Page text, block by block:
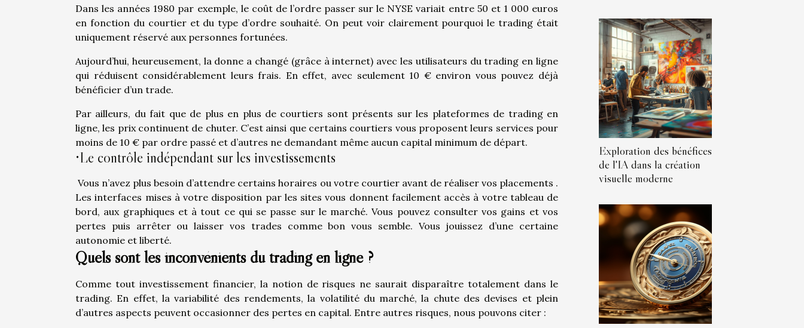
Dans les années 1980 par exemple, le coût de l’ordre passer sur le NYSE variait entre 50 et 1 000 euros
en fonction du courtier et du type d’ordre souhaité. On peut voir clairement pourquoi le trading était
uniquement réservé aux personnes fortunées.
Aujourd’hui, heureusement, la donne a changé (grâce à internet) avec les utilisateurs du trading en ligne
qui réduisent considérablement leurs frais. En effet, avec seulement 10 € environ vous pouvez déjà
bénéficier d’un trade.
Par ailleurs, du fait que de plus en plus de courtiers sont présents sur les plateformes de trading en
ligne, les prix continuent de chuter. C’est ainsi que certains courtiers vous proposent leurs services pour
moins de 10 € par ordre passé et d’autres ne demandant même aucun capital minimum de départ.
•Le contrôle indépendant sur les investissements
Vous n’avez plus besoin d’attendre certains horaires ou votre courtier avant de réaliser vos placements .
Les interfaces mises à votre disposition par les sites vous donnent facilement accès à votre tableau de
bord, aux graphiques et à tout ce qui se passe sur le marché. Vous pouvez consulter vos gains et vos
pertes puis arrêter ou laisser vos trades comme bon vous semble. Vous jouissez d’une certaine
autonomie et liberté.
Quels sont les inconvénients du trading en ligne ?
Comme tout investissement financier, la notion de risques ne saurait disparaître totalement dans le
trading. En effet, la variabilité des rendements, la volatilité du marché, la chute des devises et plein
d’autres aspects peuvent occasionner des pertes en capital. Entre autres risques, nous pouvons citer :
Exploration des bénéfices
de l'IA dans la création
visuelle moderne